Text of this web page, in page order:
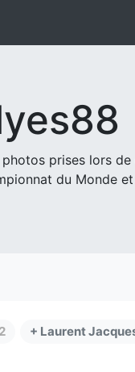
prises lors
du Monde
2 + Laurent